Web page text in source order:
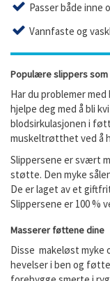
Passer både inne
Vannfaste og
Populære slippers
Har du problemer
hjelpe deg med å bli
blodsirkulasjonen i
muskeltrøtthet ved å
Slippersene er svært
støtte. Den myke
De er laget av et
Slippersene er 100 %
Masserer føttene dine
Disse makeløst myke
hevelser i ben og